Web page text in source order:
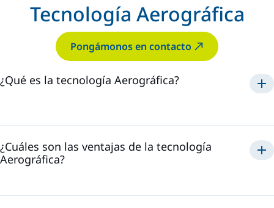
Tecnología Aerográfica
Pongámonos en contacto
¿Qué es la tecnología Aerográfica?
¿Cuáles son las ventajas de la tecnología
Aerográfica?